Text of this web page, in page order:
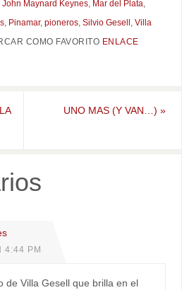
John Maynard Keynes, Mar del Plata,
, Pinamar, pioneros, Silvio Gesell , Villa
COMO FAVORITO ENLACE
UNO MAS (Y VAN…)»
4:44 PM
de Villa Gesell que brilla en el